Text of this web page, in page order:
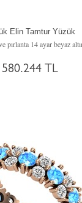
Elin Tamtur Yüzük
580.244 TL